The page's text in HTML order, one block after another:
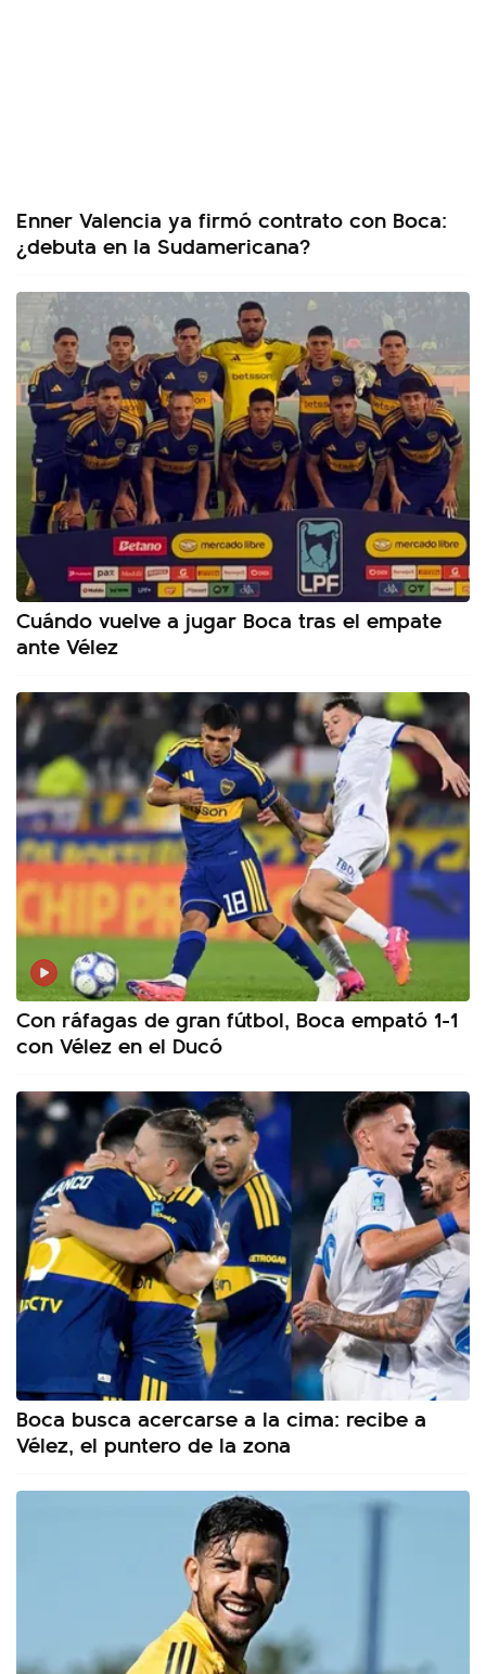
Enner Valencia ya firmó contrato con Boca:
¿debuta en la Sudamericana?
Cuándo vuelve a jugar Boca tras el empate
ante Vélez
Con ráfagas de gran fútbol, Boca empató 1-1
con Vélez en el Ducó
Boca busca acercarse a la cima: recibe a
Vélez, el puntero de la zona